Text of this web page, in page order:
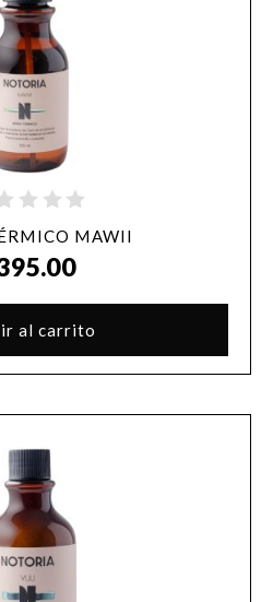
MAWII
al carrito